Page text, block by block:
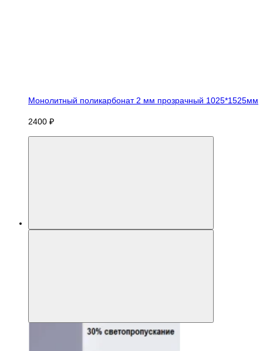
Монолитный поликарбонат 2 мм прозрачный 1025*1525мм
2400 ₽